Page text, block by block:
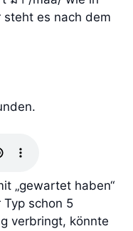
steht es nach dem
„gewartet haben“
schon 5
verbringt, könnte